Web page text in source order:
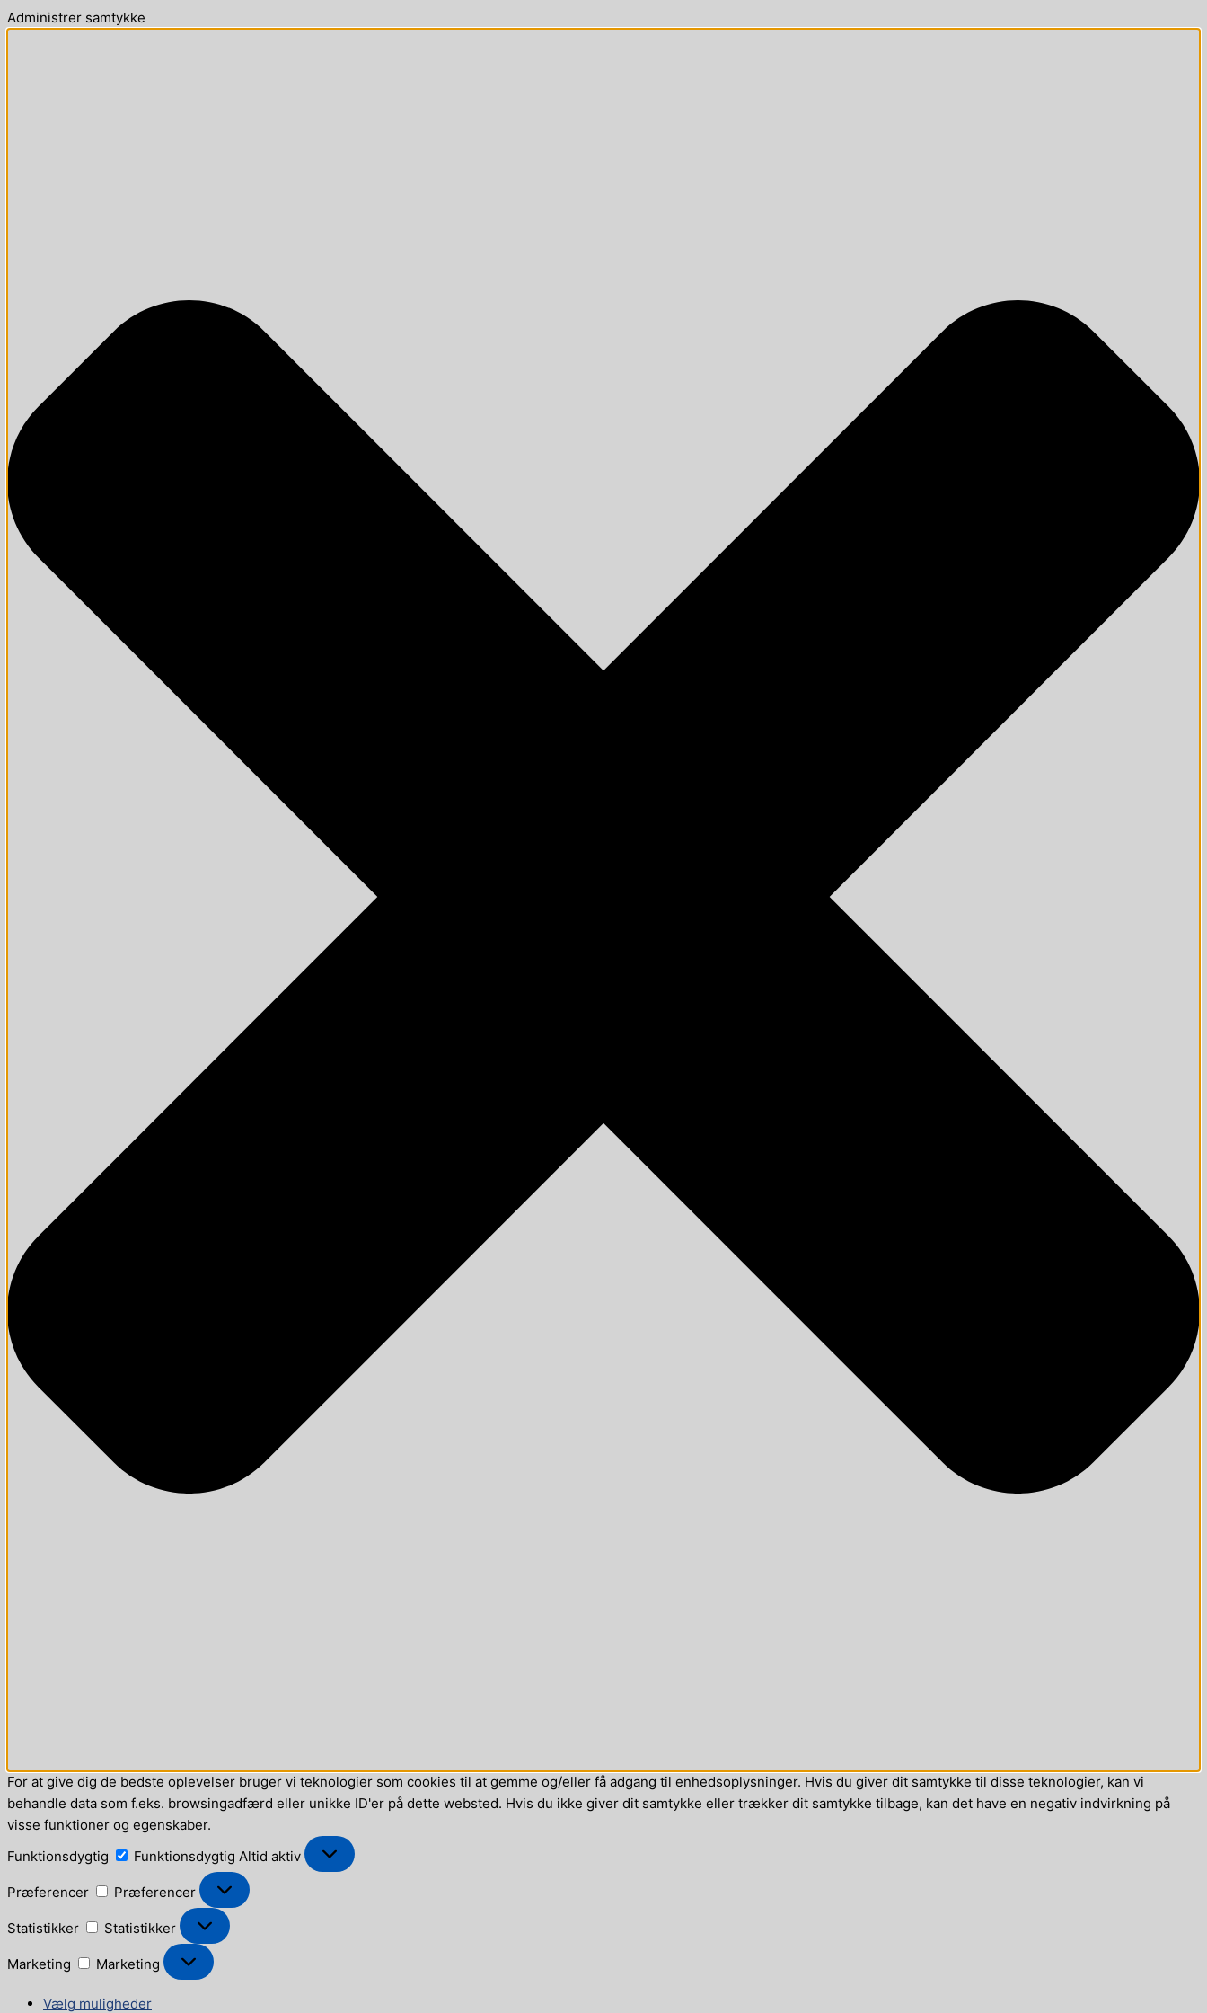
Administrer samtykke
For at give dig de bedste oplevelser bruger vi teknologier som cookies til at gemme og/eller få adgang til enhedsoplysninger. Hvis du giver dit samtykke til disse teknologier, kan vi
behandle data som f.eks. browsingadfærd eller unikke ID'er på dette websted. Hvis du ikke giver dit samtykke eller trækker dit samtykke tilbage, kan det have en negativ indvirkning på
visse funktioner og egenskaber.
Funktionsdygtig
Funktionsdygtig Altid aktiv
Præferencer Præferencer
Statistikker Statistikker
Marketing Marketing
Vælg muligheder